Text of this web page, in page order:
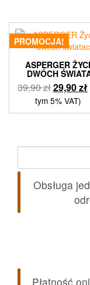
PROMOCJA!
ASPERGER
DWÓCH
39,90zł
cena
29,90zł
tym 5% VAT)
Obsługa
Płatność